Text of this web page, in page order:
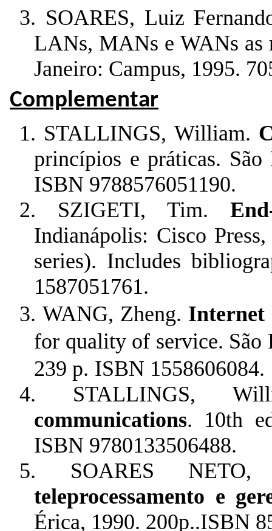
3. SOARES, Luiz
LANs, MANs e WANs as
Janeiro: Campus, 1995.
Complementar
1. STALLINGS, William.
princípios e práticas.
ISBN 9788576051190.
2. SZIGETI, Tim.
Indianápolis: Cisco
series). Includes
1587051761.
3. WANG, Zheng. Internet
for quality of service. São
239 p. ISBN 1558606084.
4. STALLINGS,
communications. 10th
ISBN 9780133506488.
5. SOARES
teleprocessamento e
Érica, 1990. 200p..ISBN